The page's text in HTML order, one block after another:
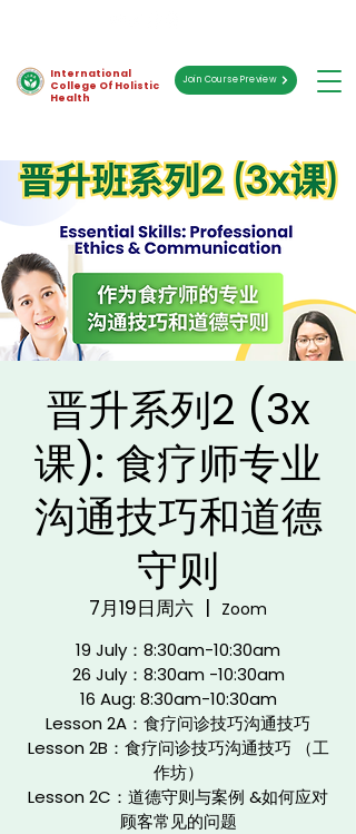
Join Course Preview
International
College Of Holistic
Health
晋升系列2 (3x
课): 食疗师专业
沟通技巧和道德
守则
7月19日周六
  |
Zoom
19 July：8:30am-10:30am
26 July：8:30am -10:30am
16 Aug: 8:30am-10:30am
Lesson 2A：食疗问诊技巧沟通技巧
Lesson 2B：食疗问诊技巧沟通技巧 （工
作坊）
Lesson 2C：道德守则与案例 &如何应对
顾客常见的问题